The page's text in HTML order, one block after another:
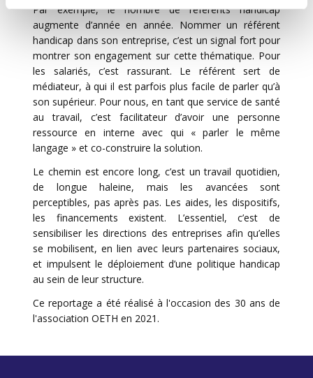
Par exemple, le nombre de référents handicap
augmente d’année en année. Nommer un référent
handicap dans son entreprise, c’est un signal fort pour
montrer son engagement sur cette thématique. Pour
les salariés, c’est rassurant. Le référent sert de
médiateur, à qui il est parfois plus facile de parler qu’à
son supérieur. Pour nous, en tant que service de santé
au travail, c’est facilitateur d’avoir une personne
ressource en interne avec qui « parler le même
langage » et co-construire la solution.
Le chemin est encore long, c’est un travail quotidien,
de longue haleine, mais les avancées sont
perceptibles, pas après pas. Les aides, les dispositifs,
les financements existent. L’essentiel, c’est de
sensibiliser les directions des entreprises afin qu’elles
se mobilisent, en lien avec leurs partenaires sociaux,
et impulsent le déploiement d’une politique handicap
au sein de leur structure.
Ce reportage a été réalisé à l'occasion des 30 ans de
l'association OETH en 2021.